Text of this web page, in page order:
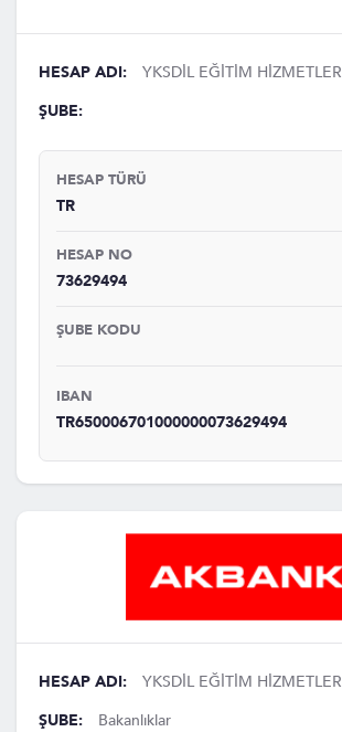
HESAP ADI:
YKSDİL EĞİTİM HİZMETLERİ
ŞUBE:
HESAP TÜRÜ
TR
HESAP NO
73629494
ŞUBE KODU
IBAN
TR650006701000000073629494
HESAP ADI:
YKSDİL EĞİTİM HİZMETLERİ
ŞUBE:
Bakanlıklar